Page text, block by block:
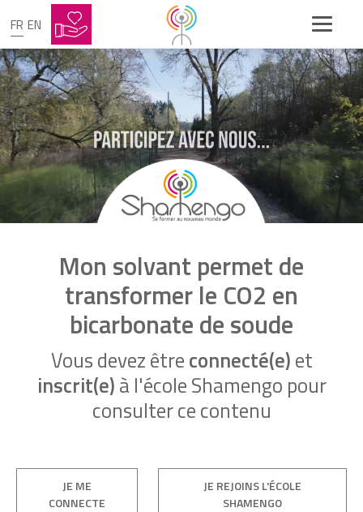
FR EN
Mon solvant permet de
transformer le CO2 en
bicarbonate de soude
Vous devez êtreconnecté(e)et
inscrit(e)à l'école Shamengo pour
consulter ce contenu
JE ME
CONNECTE
JE REJOINS L'ÉCOLE
SHAMENGO